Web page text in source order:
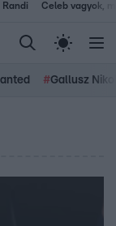
Randi Celeb vagyok,
#Gallusz